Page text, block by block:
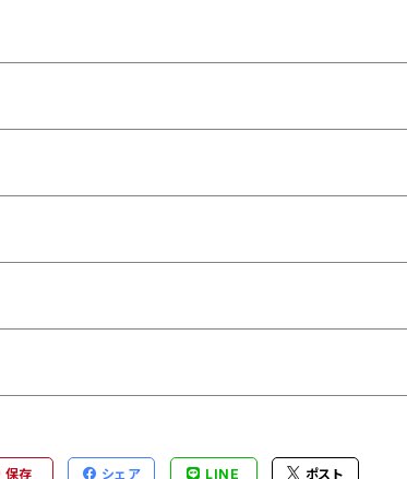
保存 シェア LINE ポスト